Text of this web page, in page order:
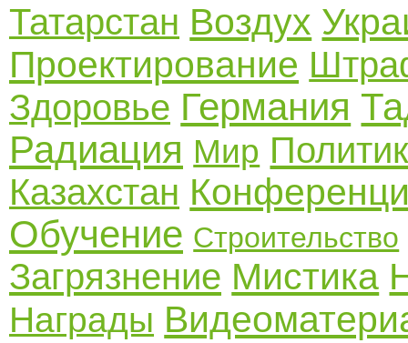
Татарстан Воздух
Проектирование
Здоровье Германия
Радиация Мир
Казахстан
Обучение Строительство
Загрязнение Мистика
Награды